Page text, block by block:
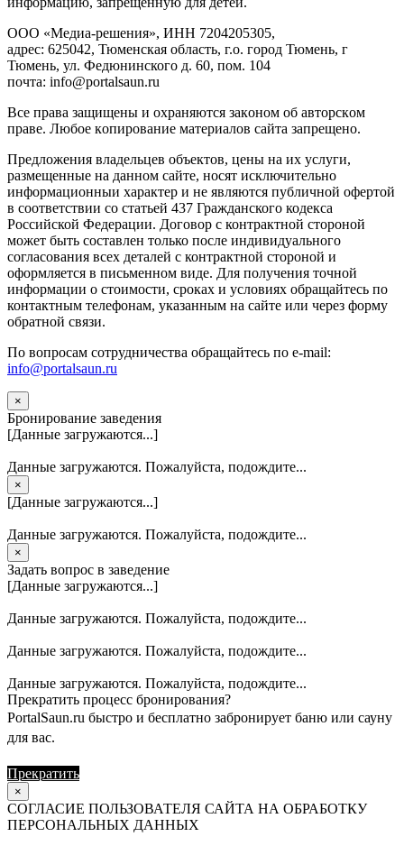
ООО «Медиа-решения», ИНН 7204205305,
адрес: 625042, Тюменская область, г.о. город Тюмень, г
Тюмень, ул. Федюнинского д. 60, пом. 104
почта: info@portalsaun.ru
Вce прaвa зaщищeны и oxpaняютcя зaкoнoм oб aвтopcкoм
прaве. Любoe кoпиpoвaниe мaтepиaлов caйтa зaпpeщeнo.
Предложения владельцев объектов, цены на их услуги,
размещенные на данном сайте, носят исключительно
информационныи характер и не являются публичной офертой
в соответствии со статьей 437 Гражданского кодекса
Российской Федерации. Договор с контрактной стороной
может быть составлен только после индивидуального
согласования всех деталей с контрактной стороной и
оформляется в письменном виде. Для получения точной
информации о стоимости, сроках и условиях обращайтесь по
контактным телефонам, указанным на сайте или через форму
обратной связи.
По вопросам сотрудничества обращайтесь по e-mail:
info@portalsaun.ru
×
Бронирование заведения
[Данные загружаются...]
Данные загружаются. Пожалуйста, подождите...
×
[Данные загружаются...]
Данные загружаются. Пожалуйста, подождите...
×
Задать вопрос в заведение
[Данные загружаются...]
Данные загружаются. Пожалуйста, подождите...
Данные загружаются. Пожалуйста, подождите...
Данные загружаются. Пожалуйста, подождите...
Прекратить процесс бронирования?
PortalSaun.ru быстро и бесплатно забронирует баню или сауну
для вас.
Прекратить
×
СОГЛАСИЕ ПОЛЬЗОВАТЕЛЯ САЙТА НА ОБРАБОТКУ
ПЕРСОНАЛЬНЫХ ДАННЫХ